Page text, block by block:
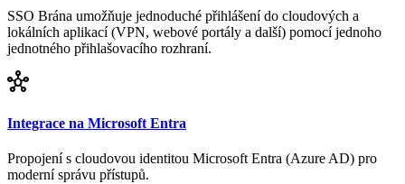
SSO Brána umožňuje jednoduché přihlášení do cloudových a
lokálních aplikací (VPN, webové portály a další) pomocí jednoho
jednotného přihlašovacího rozhraní.
hub
Integrace na Microsoft Entra
Propojení s cloudovou identitou Microsoft Entra (Azure AD) pro
moderní správu přístupů.